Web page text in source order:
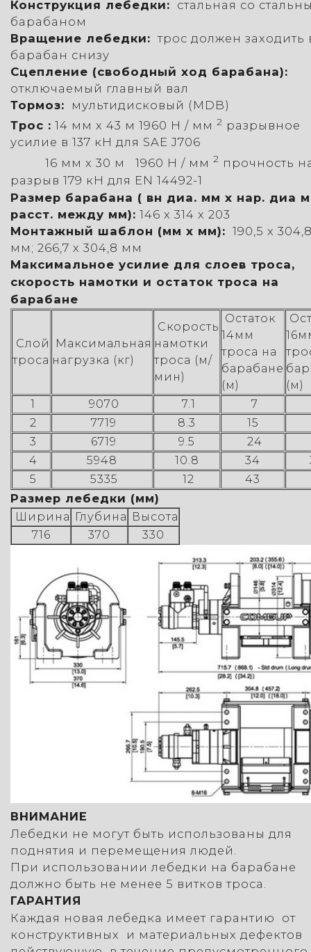
Конструкция лебедки: стальная со
барабаном
Вращение лебедки: трос должен заходить
барабан снизу
Сцепление (свободный ход барабана):
отключаемый главный вал
Тормоз: мультидисковый (MDB)
Трос : 14 мм х 43 м 1960 Н / мм 2 разрывное
усилие в 137 кН для SAE J706
16 мм х 30 м 1960 Н / мм 2 прочность
разрыв 179 кН для EN 14492-1
Размер барабана ( вн диа. мм x нар. диа
расст. между мм): 146 x 314 х 203
Монтажный шаблон (мм x мм): 190,5 х
мм; 266,7 х 304,8 мм
Максимальное усилие для слоев троса,
скорость намотки и остаток троса на
барабане
Слой
троса
Максимальная
нагрузка (кг)
Скорость
намотки
троса (м/
мин)
Остаток
14мм
троса на
барабане
(м)
(м)
1
9070 7.1
7
2
7719 8.3
15
3
6719 9.5
24
4
5948 10.8 34
5
5335 12 43
Размер лебедки (мм)
Ширина Глубина Высота
716
370 330
ВНИМАНИЕ
Лебедки не могут быть использованы для
поднятия и перемещения людей.
При использовании лебедки на барабане
должно быть не менее 5 витков троса.
ГАРАНТИЯ
Каждая новая лебедка имеет гарантию от
конструктивных и материальных дефектов